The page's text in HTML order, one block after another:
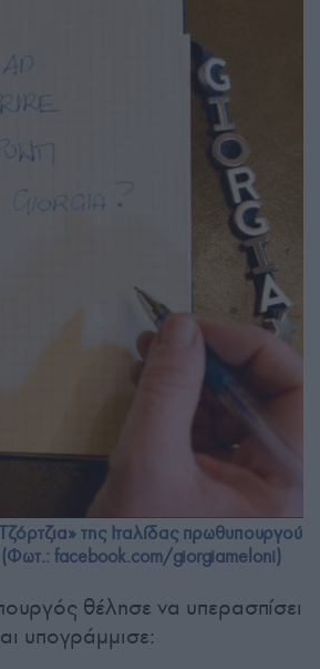
της Ιταλίδας πρωθυπουργού
(Φωτ.: facebook.com/giorgiameloni)
θέλησε να υπερασπίσει
υπογράμμισε: